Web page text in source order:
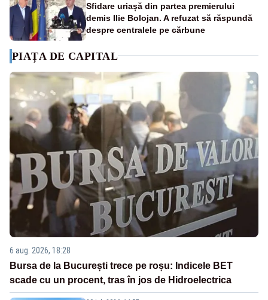
Sfidare uriașă din partea premierului
demis Ilie Bolojan. A refuzat să răspundă
despre centralele pe cărbune
PIAȚA DE CAPITAL
6 aug. 2026, 18:28
Bursa de la București trece pe roșu: Indicele BET
scade cu un procent, tras în jos de Hidroelectrica